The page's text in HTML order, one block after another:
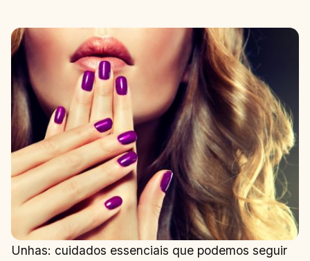
Unhas: cuidados essenciais que podemos seguir